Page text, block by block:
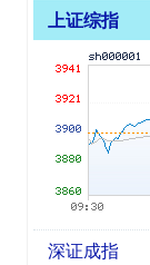
上证综指
深证成指